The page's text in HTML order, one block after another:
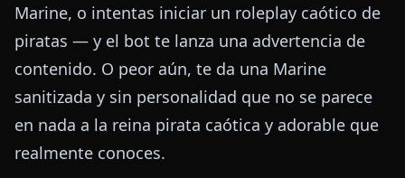
Marine, o intentas iniciar un roleplay caótico de
piratas — y el bot te lanza una advertencia de
contenido. O peor aún, te da una Marine
sanitizada y sin personalidad que no se parece
en nada a la reina pirata caótica y adorable que
realmente conoces.